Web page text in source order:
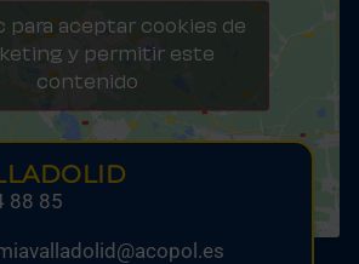
para aceptar cookies de
y permitir este
contenido
88 85